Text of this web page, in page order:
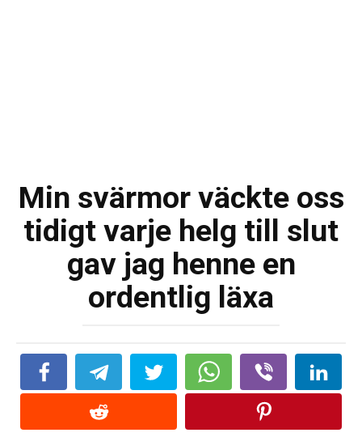
Min svärmor väckte oss
tidigt varje helg till slut
gav jag henne en
ordentlig läxa